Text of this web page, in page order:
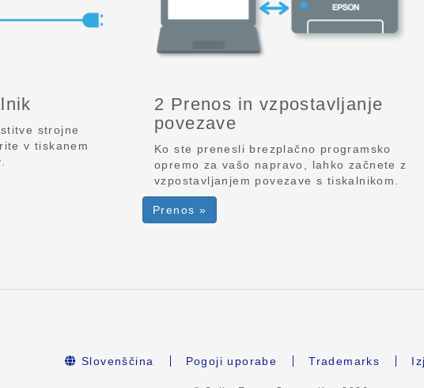
strojne
v tiskanem
2 Prenos in vzpostavljanje
povezave
Ko ste prenesli brezplačno programsko
opremo za vašo napravo, lahko začnete z
vzpostavljanjem povezave s tiskalnikom.
Prenos »
Slovenščina Pogoji uporabe Trademarks